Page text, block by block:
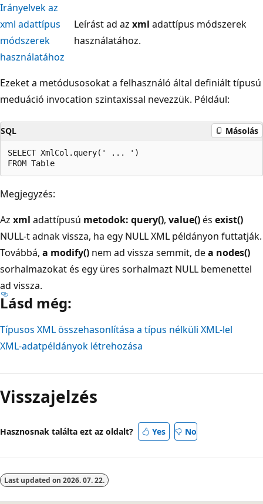
Irányelvek az
xml adattípus
módszerek
használatához
Leírást ad az xml adattípus módszerek
használatához.
Ezeket a metódusosokat a felhasználó által definiált típusú
meduáció invocation szintaxissal nevezzük. Például:
SQL Másolás
SELECT XmlCol.query(' ... ')
Megjegyzés:
Az xml adattípusú metodok: query(), value()és exist()
NULL-t adnak vissza, ha egy NULL XML példányon futtatják.
Továbbá, a modify() nem ad vissza semmit, dea nodes()
sorhalmazokat és egy üres sorhalmazt NULL bemenettel
ad vissza.
Lásd még:
Típusos XML összehasonlítása a típus nélküli XML-lel
XML-adatpéldányok létrehozása
mód
letiltva
Visszajelzés
Hasznosnak találta ezt az oldalt? Yes No
Last updated on 2026. 07. 22.